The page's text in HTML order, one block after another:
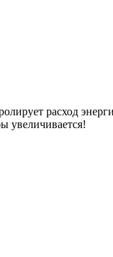
расход
увеличивается!